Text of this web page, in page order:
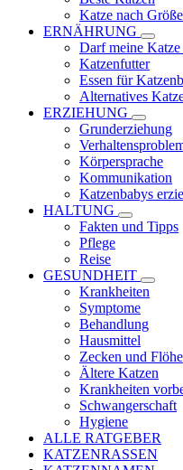
Katze nach
ERNÄHRUNG
Darf meine Katze
Katzenfutter
Essen für
Alternatives
ERZIEHUNG
Grunderziehung
Körpersprache
Kommunikation
Katzenbabys
HALTUNG
Fakten und Tipps
Pflege
Reise
GESUNDHEIT
Krankheiten
Symptome
Behandlung
Hausmittel
Zecken und Flöhe
Ältere Katzen
Krankheiten
Schwangerschaft
Hygiene
ALLE RATGEBER
KATZENRASSEN